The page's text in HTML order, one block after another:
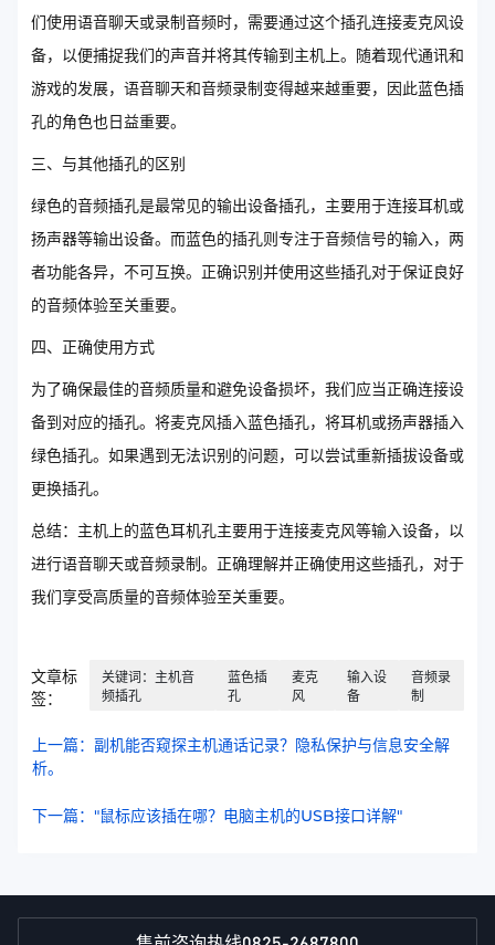
们使用语音聊天或录制音频时，需要通过这个插孔连接麦克风设
备，以便捕捉我们的声音并将其传输到主机上。随着现代通讯和
游戏的发展，语音聊天和音频录制变得越来越重要，因此蓝色插
孔的角色也日益重要。
三、与其他插孔的区别
绿色的音频插孔是最常见的输出设备插孔，主要用于连接耳机或
扬声器等输出设备。而蓝色的插孔则专注于音频信号的输入，两
者功能各异，不可互换。正确识别并使用这些插孔对于保证良好
的音频体验至关重要。
四、正确使用方式
为了确保最佳的音频质量和避免设备损坏，我们应当正确连接设
备到对应的插孔。将麦克风插入蓝色插孔，将耳机或扬声器插入
绿色插孔。如果遇到无法识别的问题，可以尝试重新插拔设备或
更换插孔。
总结：主机上的蓝色耳机孔主要用于连接麦克风等输入设备，以
进行语音聊天或音频录制。正确理解并正确使用这些插孔，对于
我们享受高质量的音频体验至关重要。
文章标
签：
关键词：主机音
频插孔
蓝色插
孔
麦克
风
输入设
备
音频录
制
上一篇：副机能否窥探主机通话记录？隐私保护与信息安全解
析。
下一篇："鼠标应该插在哪？电脑主机的USB接口详解"